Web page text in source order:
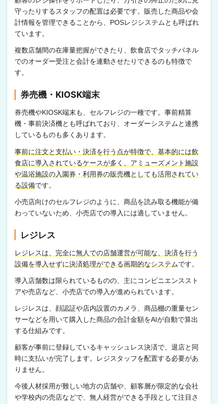
守ったりするスタッフの配置は必要です。販売した商品や会
計情報を管理できることから、POSレジシステムとも呼ばれ
ています。
複数店舗間の在庫量把握ができたり、飲食店でタッチパネル
でのオーダー受注と会計を連動させたりできるのも特徴で
す。
券売機・KIOSK端末
券売機やKIOSK端末も、セルフレジの一種です。事前精算
機・事前決済機とも呼ばれており、オーダーシステムと連携
しているものも多くあります。
事前に注文と支払い・決済を行う点が特徴で、基本的には飲
食店に導入されているケースが多く、アミューズメント施設
や温浴施設の入園券・利用券の販売機としても活用されてい
る設備です。
小売店向けのセルフレジのように、商品を読み取る機能が備
わっていないため、小売店での導入には適していません。
レジレス
レジレスは、完全に無人での店舗運営が可能な、決済を行う
設備を導入せずに決済処理ができる画期的なシステムです。
導入店舗数は限られているものの、主にコンビニエンススト
アや売店など、小売店での導入が進められています。
レジレスは、顔認証や店内設置のカメラ、商品棚の重量セン
サーなどを用いて購入した商品の合計金額をAIが自動で算出
する仕組みです。
顧客が事前に登録しているキャッシュレス決済で、退店と同
時に支払いが完了します。レジスタッフを配置する必要があ
りません。
今後人材採用が難しい地方の店舗や、顧客層が限定的な会社
や学校内の売店などで、無人経営ができる手段として注目さ